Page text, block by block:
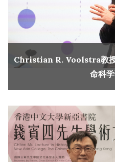
Christian R. Voolstra教
命科学